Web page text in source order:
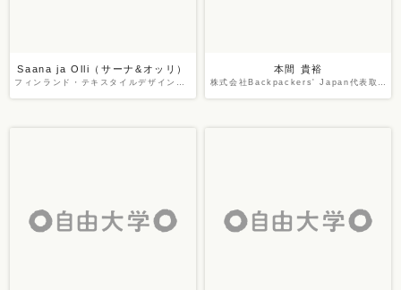
Saana ja Olli（サーナ&オッリ）
フィンランド・テキスタイルデザインデュオ
本間 貴裕
株式会社Backpackers' Japan代表取締役